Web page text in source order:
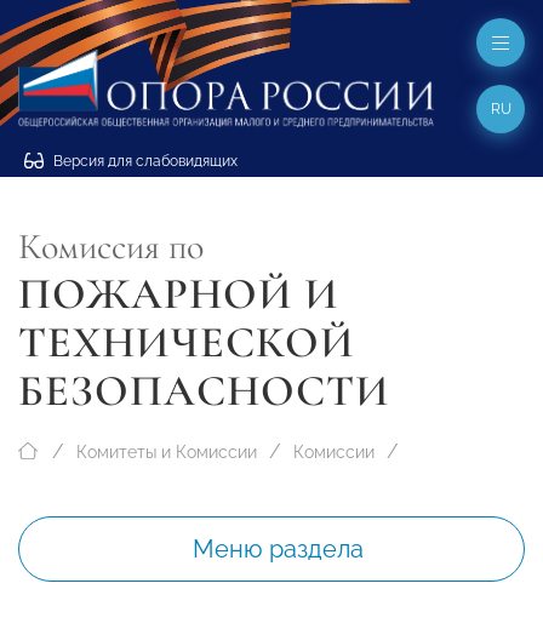
Версия для слабовидящих
RU
Комиссия по
ПОЖАРНОЙ И
ТЕХНИЧЕСКОЙ
БЕЗОПАСНОСТИ
Комитеты и Комиссии Комиссии
Меню раздела